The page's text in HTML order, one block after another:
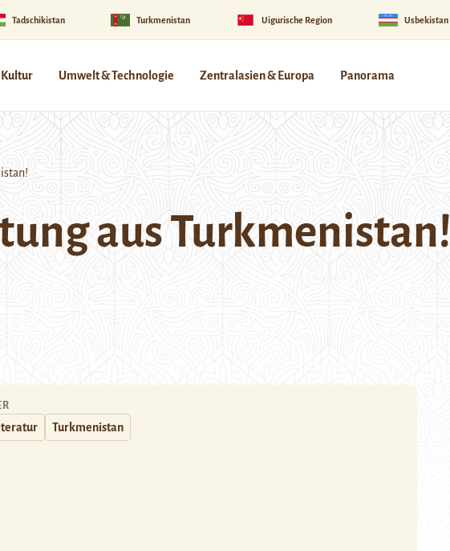
Tadschikistan Turkmenistan Uigurische Region Usbekistan
Kultur Umwelt & Technologie Zentralasien & Europa Panorama
aus Turkmenistan!
Turkmenistan